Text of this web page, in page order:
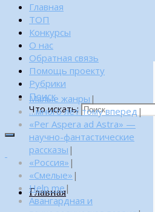
Главная
ТОП
Конкурсы
О нас
Обратная связь
Помощь проекту
Рубрики
Поиск
Что искать:
Главная
Малые жанры |
…много лет тому вперед |
«Per Aspera ad Astra» —
научно-фантастические
рассказы |
«Россия» |
«Смелые» |
Help me|
Авангардная и